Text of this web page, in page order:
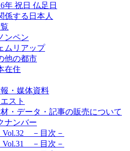
年 祝日 仏足日
係する日本人
ンペン
ムリアップ
他の都市
在住
・媒体資料
スト
・データ・記事の販売について
ナンバー
Vol.32 －目次－
Vol.31 －目次－